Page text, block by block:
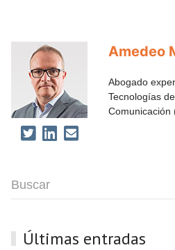
Amedeo
Abogado
Tecnologías
Comunicación
Últimas entradas